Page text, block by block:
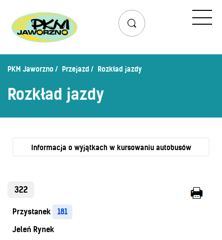
Przejazd
Lista przystanków
Zaplanuj podróż – wyszukiwarka połączeń
Mapa przystanków i połączeń
Schemat linii nocnych
Bilety
PKM Jaworzno Przejazd Rozkład jazdy
Rozkład jazdy
Informacja o wyjątkach w kursowaniu autobusów
322
Przystanek 181
Jeleń Rynek